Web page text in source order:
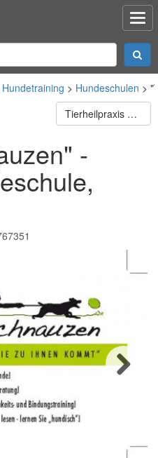
Hundetraining Hundeschulen
Tierheilpraxis Michaela Ried
-